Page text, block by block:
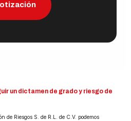
un dictamen de grado y riesgo de
de Riesgos S. de R.L. de C.V. podemos